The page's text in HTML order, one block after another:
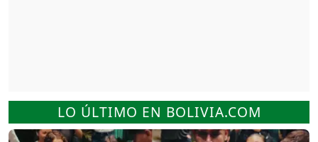
LO ÚLTIMO EN BOLIVIA.COM